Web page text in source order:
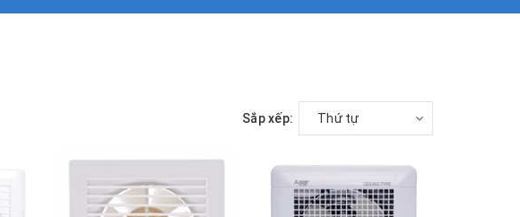
Sắp xếp: Thứ tự